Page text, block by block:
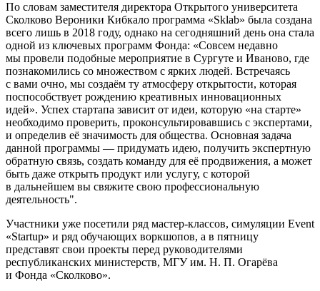
По словам заместителя директора Открытого университета
Сколково Вероники Кибкало программа «Sklab» была создана
всего лишь в 2018 году, однако на сегодняшний день она стала
одной из ключевых программ Фонда: «Совсем недавно
мы провели подобные мероприятие в Сургуте и Иваново, где
познакомились со множеством с ярких людей. Встречаясь
с вами очно, мы создаём ту атмосферу открытости, которая
поспособствует рождению креативных инновационных
идей». Успех стартапа зависит от идеи, которую «на старте»
необходимо проверить, проконсультировавшись с экспертами,
и определив её значимость для общества. Основная задача
данной программы — придумать идею, получить экспертную
обратную связь, создать команду для её продвижения, а может
быть даже открыть продукт или услугу, с которой
в дальнейшем вы свяжите свою профессиональную
деятельность".
Участники уже посетили ряд мастер-классов, симуляции Event
«Startup» и ряд обучающих воркшопов, а в пятницу
представят свои проекты перед руководителями
республиканских министерств, МГУ им. Н. П. Огарёва
и Фонда «Сколково».